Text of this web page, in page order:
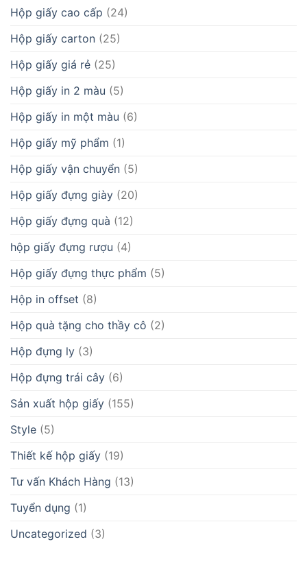
Hộp giấy cao cấp (24)
Hộp giấy carton (25)
Hộp giấy giá rẻ (25)
Hộp giấy in 2 màu (5)
Hộp giấy in một màu (6)
Hộp giấy mỹ phẩm (1)
Hộp giấy vận chuyển (5)
Hộp giấy đựng giày (20)
Hộp giấy đựng quà (12)
hộp giấy đựng rượu (4)
Hộp giấy đựng thực phẩm (5)
Hộp in offset (8)
Hộp quà tặng cho thầy cô (2)
Hộp đựng ly (3)
Hộp đựng trái cây (6)
Sản xuất hộp giấy (155)
Style (5)
Thiết kế hộp giấy (19)
Tư vấn Khách Hàng (13)
Tuyển dụng (1)
Uncategorized (3)